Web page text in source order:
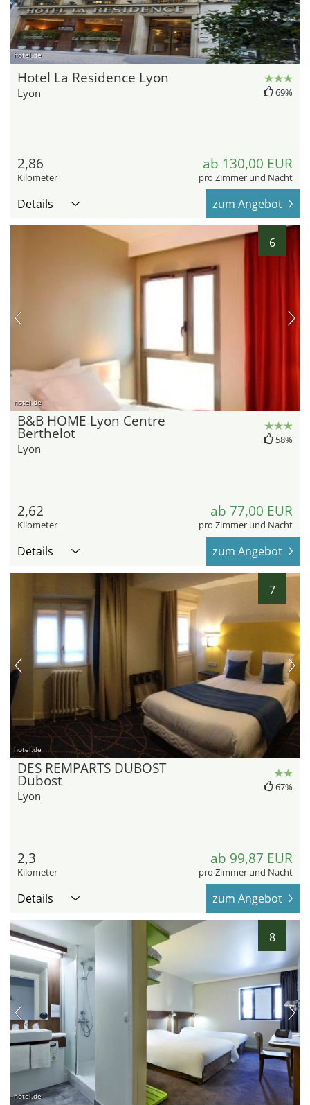
hotel.de
Hotel La Residence Lyon
Lyon 69%
2,86
Kilometer
ab 130,00 EUR
pro Zimmer und Nacht
Details zum Angebot
6
hotel.de
B&B HOME Lyon Centre
Berthelot
Lyon
58%
2,62
Kilometer
ab 77,00 EUR
pro Zimmer und Nacht
Details zum Angebot
7
hotel.de
DES REMPARTS DUBOST
Dubost
Lyon
67%
2,3
Kilometer
ab 99,87 EUR
pro Zimmer und Nacht
Details zum Angebot
8
hotel.de